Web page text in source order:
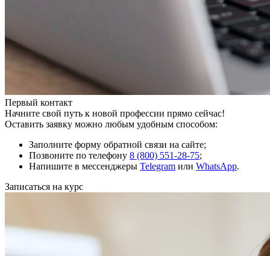
Первый контакт
Начните свой путь к новой профессии прямо сейчас!
Оставить заявку можно любым удобным способом:
Заполните форму обратной связи на сайте;
Позвоните по телефону 8 (800) 551-28-75;
Напишите в мессенджеры Telegram или WhatsApp.
Записаться на курс